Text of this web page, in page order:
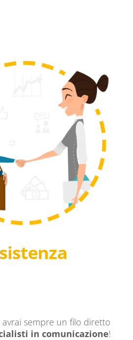
avrai sempre un filo diretto
in comunicazione!